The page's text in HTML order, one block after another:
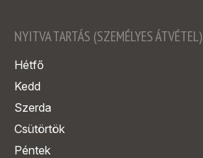
NYITVA TARTÁS (SZEMÉLYES ÁTVÉTEL)
Hétfő
Kedd
Szerda
Csütörtök
Péntek